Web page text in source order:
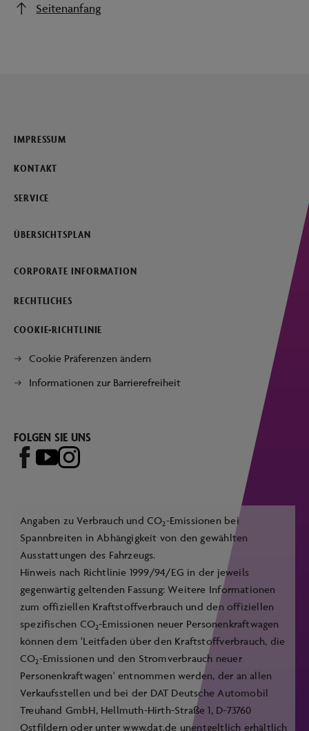
Seitenanfang
IMPRESSUM
KONTAKT
SERVICE
ÜBERSICHTSPLAN
CORPORATE INFORMATION
RECHTLICHES
COOKIE-RICHTLINIE
Cookie Präferenzen ändern
Informationen zur Barrierefreiheit
FOLGEN SIE UNS
Angaben zu Verbrauch und CO2-Emissionen bei
Spannbreiten in Abhängigkeit von den gewählten
Ausstattungen des Fahrzeugs.
Hinweis nach Richtlinie 1999/94/EG in der jeweils
gegenwärtig geltenden Fassung: Weitere Informationen
zum offiziellen Kraftstoffverbrauch und den offiziellen
spezifischen CO2-Emissionen neuer Personenkraftwagen
können dem 'Leitfaden über den Kraftstoffverbrauch, die
CO2-Emissionen und den Stromverbrauch neuer
Personenkraftwagen' entnommen werden, der an allen
Verkaufsstellen und bei der DAT Deutsche Automobil
Treuhand GmbH, Hellmuth-Hirth-Straße 1, D-73760
Ostfildern oder unterwww.dat.de unentgeltlich erhältlich